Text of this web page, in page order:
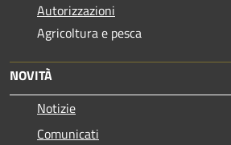
Autorizzazioni
Agricoltura e pesca
NOVITÀ
Notizie
Comunicati